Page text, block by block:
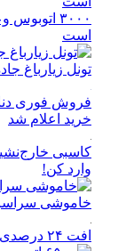
۳۰۰۰
است
تونل زیارباغ
فروش فوری
خرید اعلام شد
وارد کن!
خاموشی
افت ۲۴ درصدی تولید خودرو در کشور